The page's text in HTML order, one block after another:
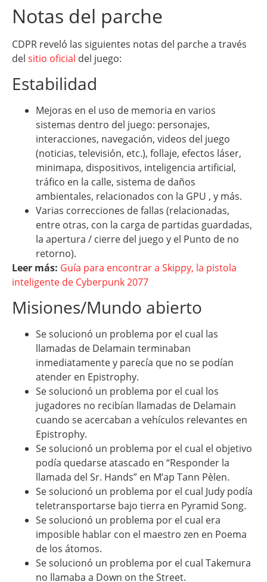
Notas del parche
CDPR reveló las siguientes notas del parche a través
del sitio oficial del juego:
Estabilidad
Mejoras en el uso de memoria en varios
sistemas dentro del juego: personajes,
interacciones, navegación, videos del juego
(noticias, televisión, etc.), follaje, efectos láser,
minimapa, dispositivos, inteligencia artificial,
tráfico en la calle, sistema de daños
ambientales, relacionados con la GPU , y más.
Varias correcciones de fallas (relacionadas,
entre otras, con la carga de partidas guardadas,
la apertura / cierre del juego y el Punto de no
retorno).
Leer más: Guía para encontrar a Skippy, la pistola
inteligente de Cyberpunk 2077
Misiones/Mundo abierto
Se solucionó un problema por el cual las
llamadas de Delamain terminaban
inmediatamente y parecía que no se podían
atender en Epistrophy.
Se solucionó un problema por el cual los
jugadores no recibían llamadas de Delamain
cuando se acercaban a vehículos relevantes en
Epistrophy.
Se solucionó un problema por el cual el objetivo
podía quedarse atascado en “Responder la
llamada del Sr. Hands” en M’ap Tann Pèlen.
Se solucionó un problema por el cual Judy podía
teletransportarse bajo tierra en Pyramid Song.
Se solucionó un problema por el cual era
imposible hablar con el maestro zen en Poema
de los átomos.
Se solucionó un problema por el cual Takemura
no llamaba a Down on the Street.